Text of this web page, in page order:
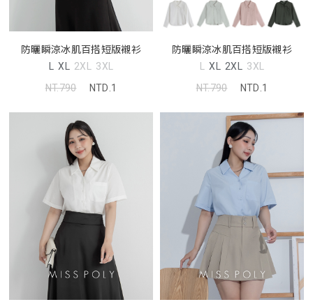
防曬瞬涼冰肌百搭短版襯衫
L XL 2XL 3XL
NT.790
NTD.1
防曬瞬涼冰肌百搭短版襯衫
L XL 2XL 3XL
NT.790
NTD.1